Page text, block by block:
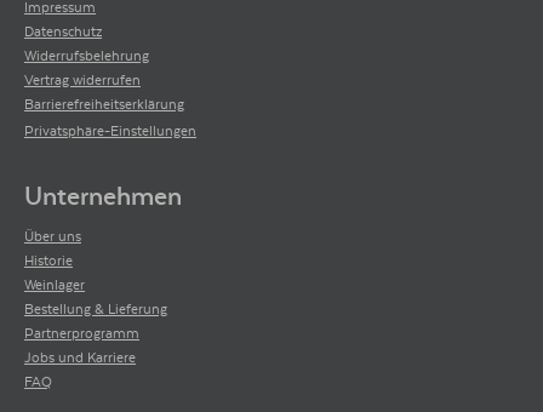
Impressum
Datenschutz
Widerrufsbelehrung
Vertrag widerrufen
Barrierefreiheitserklärung
Privatsphäre-Einstellungen
Unternehmen
Über uns
Historie
Weinlager
Bestellung & Lieferung
Partnerprogramm
Jobs und Karriere
FAQ